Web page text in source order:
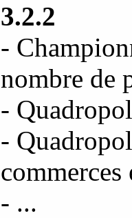
3.2.2
-
nombre de
-
-
- ...